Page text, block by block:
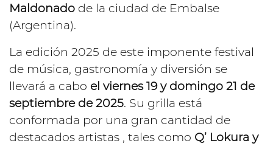
Maldonado de la ciudad de Embalse
(Argentina).
La edición 2025 de este imponente festival
de música, gastronomía y diversión se
llevará a cabo el viernes 19 y domingo 21 de
septiembre de 2025. Su grilla está
conformada por una gran cantidad de
destacados artistas , tales como Q’ Lokura y